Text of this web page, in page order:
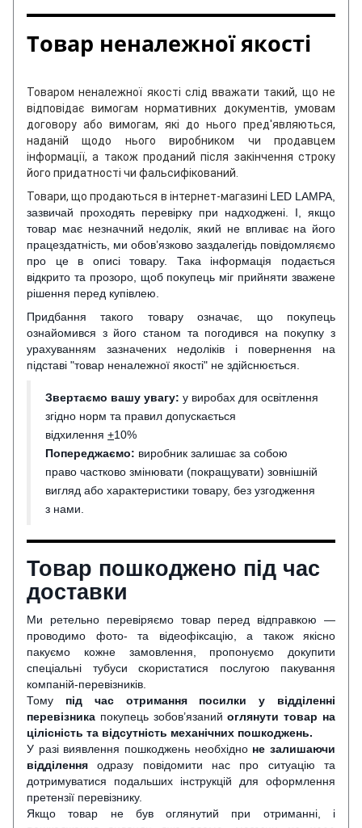
Товар неналежної якості
Товаром неналежної якості слід вважати такий, що не
відповідає вимогам нормативних документів, умовам
договору або вимогам, які до нього пред'являються,
наданій щодо нього виробником чи продавцем
інформації, а також проданий після закінчення строку
його придатності чи фальсифікований.
Товари, що продаються в інтернет-магазині LED LAMPA,
зазвичай проходять перевірку при надходжені. І, якщо
товар має незначний недолік, який не впливає на його
працездатність, ми обов’язково заздалегідь повідомляємо
про це в описі товару. Така інформація подається
відкрито та прозоро, щоб покупець міг прийняти зважене
рішення перед купівлею.
Придбання такого товару означає, що покупець
ознайомився з його станом та погодився на покупку з
урахуванням зазначених недоліків і повернення на
підставі "товар неналежної якості" не здійснюється.
Звертаємо вашу увагу: у виробах для освітлення
згідно норм та правил допускається
відхилення +10%
Попереджаємо: виробник залишає за собою
право частково змінювати (покращувати) зовнішній
вигляд або характеристики товару, без узгодження
з нами.
Товар пошкоджено під час
доставки
Ми ретельно перевіряємо товар перед відправкою —
проводимо фото- та відеофіксацію, а також якісно
пакуємо кожне замовлення, пропонуємо докупити
спеціальні тубуси скористатися послугою пакування
компаній-перевізників.
Тому під час отримання посилки у відділенні
перевізника покупець зобов’язанийоглянути товар на
цілісність та відсутність механічних пошкоджень.
У разі виявлення пошкоджень необхідно не залишаючи
відділення одразу повідомити нас про ситуацію та
дотримуватися подальших інструкцій для оформлення
претензії перевізнику.
Якщо товар не був оглянутий при отриманні, і